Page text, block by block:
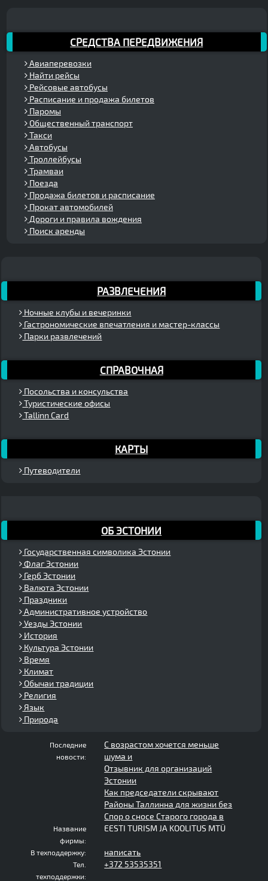
СРЕДСТВА ПЕРЕДВИЖЕНИЯ
Авиаперевозки
Найти рейсы
Рейсовые автобусы
Расписание и продажа билетов
Паромы
Общественный транспорт
Такси
Автобусы
Троллейбусы
Трамваи
Поезда
Продажа билетов и расписание
Прокат автомобилей
Дороги и правила вождения
Поиск аренды
РАЗВЛЕЧЕНИЯ
Ночные клубы и вечеринки
Гастрономические впечатления и мастер-классы
Парки развлечений
СПРАВОЧНАЯ
Посольства и консульства
Туристические офисы
Tallinn Card
КАРТЫ
Путеводители
ОБ ЭСТОНИИ
Государственная символика Эстонии
Флаг Эстонии
Герб Эстонии
Валюта Эстонии
Праздники
Административное устройство
Уезды Эстонии
История
Культура Эстонии
Время
Климат
Обычаи традиции
Религия
Язык
Природа
Последние
новости:
С возрастом хочется меньше
шума и
Отзывник для организаций
Эстонии
Как председатели скрывают
Районы Таллинна для жизни без
Спор о сносе Старого города в
Название
фирмы:
EESTI TURISM JA KOOLITUS MTÜ
В техподдержку: написать
Тел.
техподдержки:
+372 53535351